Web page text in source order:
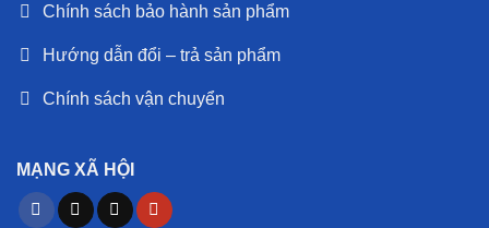
Chính sách bảo hành sản phẩm
Hướng dẫn đổi – trả sản phẩm
Chính sách vận chuyển
MẠNG XÃ HỘI